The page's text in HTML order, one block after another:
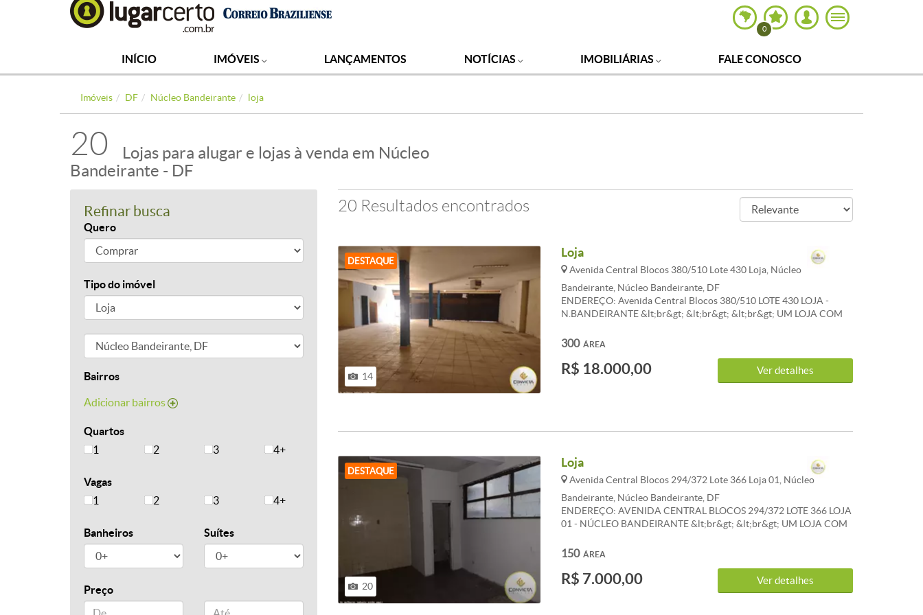
0
INÍCIO IMÓVEIS LANÇAMENTOS NOTÍCIAS IMOBILIÁRIAS FALE CONOSCO
Imóveis DF Núcleo Bandeirante loja
20
Lojas para alugar e lojas à venda em Núcleo
Bandeirante - DF
Refinar busca
Quero
Tipo do imóvel
Bairros
Adicionar bairros
Quartos
1
2 3 4+
Vagas
1
2 3 4+
Banheiros Suítes
Preço
20 Resultados encontrados
DESTAQUE
14
Loja
Avenida Central Blocos 380/510 Lote 430 Loja, Núcleo
Bandeirante, Núcleo Bandeirante, DF
ENDEREÇO: Avenida Central Blocos 380/510 LOTE 430 LOJA -
N.BANDEIRANTE &lt;br&gt; &lt;br&gt; &lt;br&gt; UM LOJA COM
&lt;br&gt; &lt;br&gt; CONVICTA IMÓVEIS &lt;br&gt; 061.3386-
ÁREA
300
R$ 18.000,00 Ver detalhes
DESTAQUE
20
Loja
Avenida Central Blocos 294/372 Lote 366 Loja 01, Núcleo
Bandeirante, Núcleo Bandeirante, DF
ENDEREÇO: AVENIDA CENTRAL BLOCOS 294/372 LOTE 366 LOJA
01 - NÚCLEO BANDEIRANTE &lt;br&gt; &lt;br&gt; UM LOJA COM
&lt;br&gt; CONVICTA IMÓVEIS LTDA. &lt;br&gt; Tel. Fixo: (61)
www.convictaimob.com.br &lt;br&gt;
ÁREA
150
R$ 7.000,00 Ver detalhes